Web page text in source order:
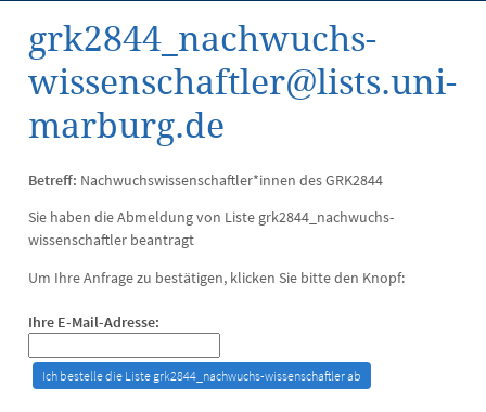
grk2844_nachwuchs-
wissenschaftler@lists.uni-
marburg.de
Betreff: Nachwuchswissenschaftler*innen des GRK2844
Sie haben die Abmeldung von Liste grk2844_nachwuchs-
wissenschaftler beantragt
Um Ihre Anfrage zu bestätigen, klicken Sie bitte den Knopf:
Ihre E-Mail-Adresse: